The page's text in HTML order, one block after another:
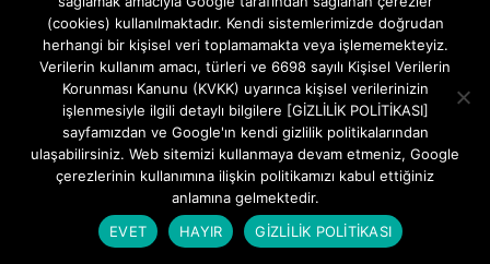
NEXT 2071 FHD Uydu Alıcısı Ev Sinema
Deneyiminizi Yeniden Tanımlayın
NEXT 2071 FHD Uydu Alıcısı: Ev Sinema
Deneyiminizi Yeniden Tanımlayın
Redline S150 HD Kurulum Rehberi
Televizyon Keyfinizi Kesintisiz Kılın: Redline
S150 HD Kurulum Rehberi Yeni
(cookies) kullanılmaktadır. Kendi sistemlerimizde doğrudan
herhangi bir kişisel veri toplamamakta veya işlememekteyiz.
Verilerin kullanım amacı, türleri ve 6698 sayılı Kişisel Verilerin
Korunması Kanunu (KVKK) uyarınca kişisel verilerinizin
işlenmesiyle ilgili detaylı bilgilere [GİZLİLİK POLİTİKASI]
sayfamızdan ve Google'ın kendi gizlilik politikalarından
ulaşabilirsiniz. Web sitemizi kullanmaya devam etmeniz, Google
çerezlerinin kullanımına ilişkin politikamızı kabul ettiğiniz
anlamına gelmektedir.
EVET
HAYIR GİZLİLİK POLİTİKASI